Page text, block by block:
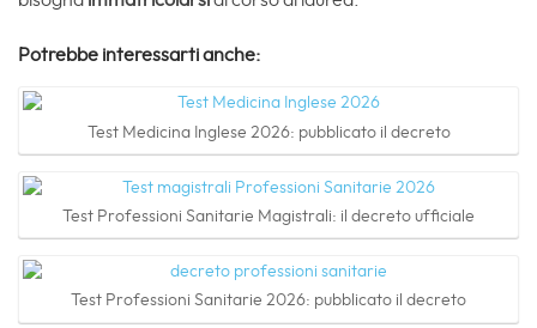
Potrebbe interessarti anche:
Test Medicina Inglese 2026: pubblicato il decreto
Test Professioni Sanitarie Magistrali: il decreto ufficiale
Test Professioni Sanitarie 2026: pubblicato il decreto